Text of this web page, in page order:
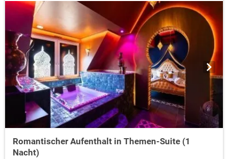
Romantischer Aufenthalt in Themen-Suite (1
Nacht)